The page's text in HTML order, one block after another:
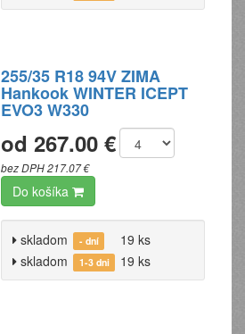
255/35 R18 94V ZIMA
Hankook WINTER ICEPT
EVO3 W330
od 267.00 €
bez DPH 217.07 €
Do košíka
skladom - dní
19 ks
skladom
1-3 dni 19 ks